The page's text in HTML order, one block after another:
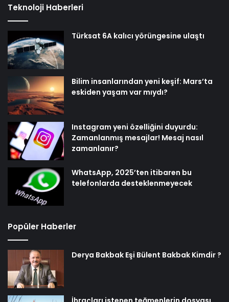
Teknoloji Haberleri
Türksat 6A kalıcı yörüngesine ulaştı
Bilim insanlarından yeni keşif: Mars’ta
eskiden yaşam var mıydı?
Instagram yeni özelliğini duyurdu:
Zamanlanmış mesajlar! Mesaj nasıl
zamanlanır?
WhatsApp, 2025’ten itibaren bu
telefonlarda desteklenmeyecek
Popüler Haberler
Derya Bakbak Eşi Bülent Bakbak Kimdir ?